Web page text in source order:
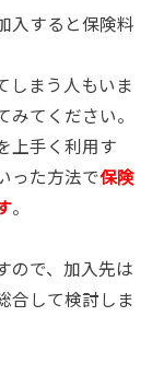
入すると保険料
しまう人もいま
てください。
上手く利用す
った方法で保険
。
ので、加入先は
合して検討しま